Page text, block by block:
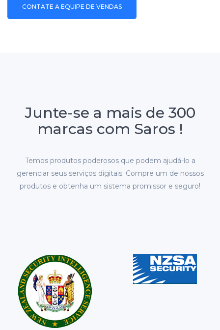
CONTATE A EQUIPE DE VENDAS
Junte-se a mais de 300
marcas com Saros !
Temos produtos poderosos que podem ajudá-lo a
gerenciar seus serviços digitais. Compre um de nossos
produtos e obtenha um sistema promissor e seguro!